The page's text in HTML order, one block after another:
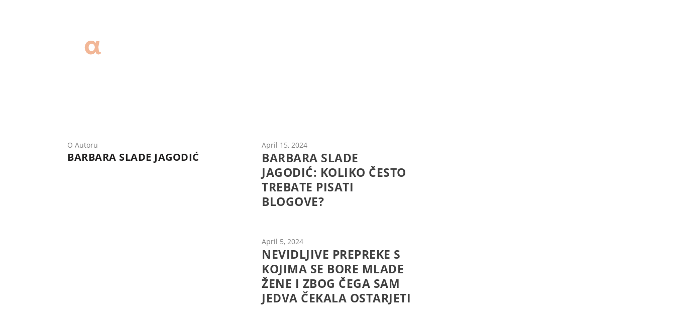
O Autoru
BARBARA SLADE JAGODIĆ
April 15, 2024
BARBARA SLADE
JAGODIĆ: KOLIKO ČESTO
TREBATE PISATI
BLOGOVE?
April 5, 2024
NEVIDLJIVE PREPREKE S
KOJIMA SE BORE MLADE
ŽENE I ZBOG ČEGA SAM
JEDVA ČEKALA OSTARJETI